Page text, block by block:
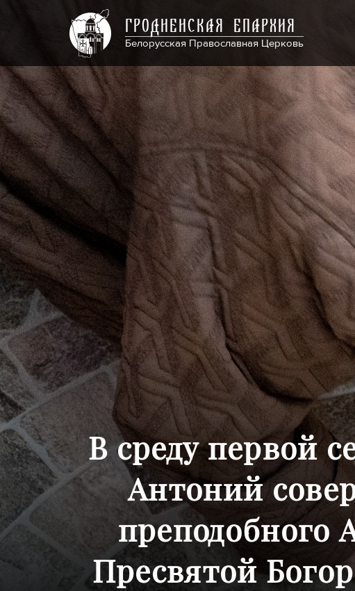
ГРОДНЕНСКАЯ ЕПАРХИЯ
Белорусская Православная Церковь
В среду первой
Антоний
преподобного
Пресвятой